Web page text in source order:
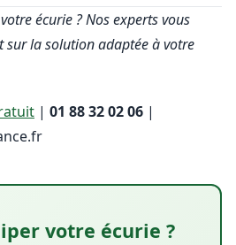
écurie ? Nos experts vous
la solution adaptée à votre
| 01 88 32 02 06 |
votre écurie ?